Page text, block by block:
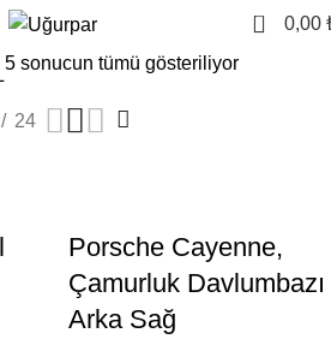
0 0,00
5 sonucun tümü gösteriliyor
24
Porsche Cayenne,
Çamurluk Davlumbazı
Arka Sağ